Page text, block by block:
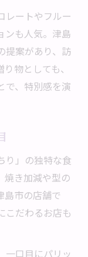
で大人気
食感を体験
る津島市特
りカヌレ
レ事情
市の理由と
のカヌレ事
にする魅力
レートやフルー
ンも人気。津島
提案があり、訪
物としても、
で、特別感を演
り」の独特な食
焼き加減や型の
島市の店舗で
こだわるお店も
一口目にパリッ